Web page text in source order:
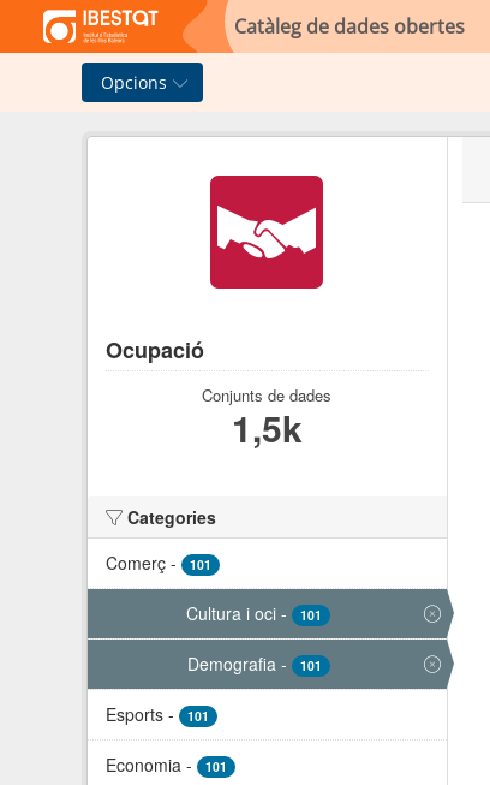
Skip to main content
Catàleg de dades obertes
Opcions
Ocupació
Conjunts de dades
1,5k
Categories
Comerç - 101
Cultura i oci - 101
Demografia - 101
Esports - 101
Economia - 101